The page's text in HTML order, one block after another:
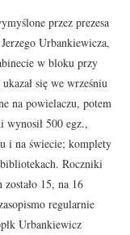
przez prezesa
Urbankiewicza,
w bloku przy
się we wrześniu
na powielaczu, potem
wynosił 500 egz.,
i na świecie; komplety
Roczniki
15, na 16
regularnie
Urbankiewicz